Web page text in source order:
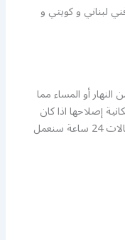
لبناني و كويتي و
أو المساء مما
إصلاحها اذا كان
الوقت غير ملائم و لكن مع خدمة صيانة غسالات 24 ساعة سنعمل